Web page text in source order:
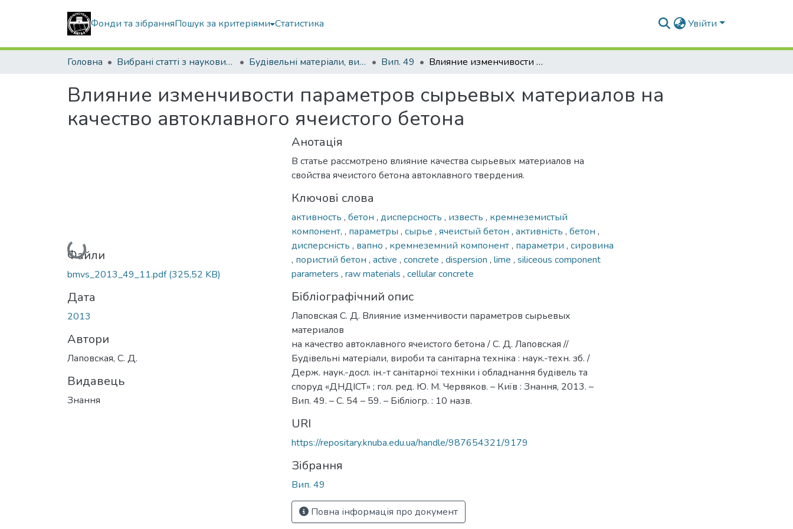
Фонди та зібранняПошук за критеріями Статистика Увійти
Головна Вибрані статті з наукових збірників КНУБА Будівельні матеріали, вироби та санітарна техніка Вип. 49 Влияние изменчивости параметров сырьевых материалов на качество автоклавного ячеистого бетона
Влияние изменчивости параметров сырьевых материалов на
качество автоклавного ячеистого бетона
Вантажиться...
Файли
bmvs_2013_49_11.pdf(325,52 KB)
Дата
2013
Автори
Лаповская, С. Д.
Видавець
Знання
Анотація
В статье рассмотрено влияние качества сырьевых материалов на
свойства ячеистого бетона автоклавного твердения.
Ключові слова
активность , бетон , дисперсность , известь , кремнеземистый
компонент, , параметры , сырье , ячеистый бетон , активність , бетон ,
дисперсність , вапно , кремнеземний компонент, параметри , сировина
, пористий бетон , аctive , concrete , dispersion , lime , siliceous component
parameters , raw materials , cellular concrete
Бібліографічний опис
Лаповская С. Д. Влияние изменчивости параметров сырьевых
материалов
на качество автоклавного ячеистого бетона / С. Д. Лаповская //
Будівельні матеріали, вироби та санітарна техніка : наук.-техн. зб. /
Держ. наук.-досл. ін.-т санітарної техніки і обладнання будівель та
споруд «ДНДІСТ» ; гол. ред. Ю. М. Червяков. – Київ : Знання, 2013. –
Вип. 49. – С. 54 – 59. – Бібліогр. : 10 назв.
URI
https://repositary.knuba.edu.ua/handle/987654321/9179
Зібрання
Вип. 49
Повна інформація про документ